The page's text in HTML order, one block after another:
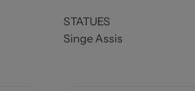
STATUES
Singe Assis